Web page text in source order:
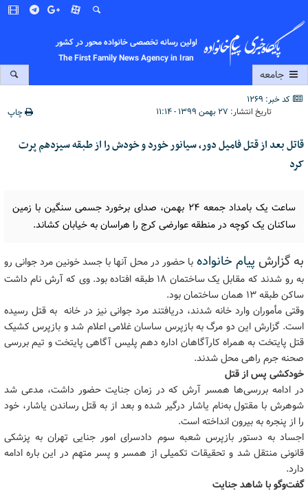
اولین رسانه تخصصی خانواده محور در کشور
The First Family News Agency in Iran
جامعه
کد خبر: 1269
تاریخ انتشار: ۲۷ بهمن ۱۳۹۹ - ۱۱:۱۴ چاپ
قاتل بعد از قتل فامیل دور، سیانور خورد و خودش را از طبقه سیزدهم پرت
کرد
ساعت یک بامداد جمعه 24 بهمن، صدای برخورد جسمی سنگین با زمین
ساکنان یک کوچه در منطقه عوارضی کرج را هراسان به خیابان کشاند.
به گزارش پیام خانواده با حضور در محل آنها با جسد خونین مرد جوانی رو
به رو شدند که مقابل یک ساختمان 18 طبقه افتاده بود. وی که آرش نام داشت
ساکن طبقه 13 همان ساختمان بود.
وقتی مأموران وارد خانه شدند، دریافتند مرد جوانی نیز در خانه به قتل رسیده
است. گزارش این دو مرگ به بازپرس ساسان غلامی اعلام شد و بازپرس کشیک
قتل پایتخت به همراه کارآگاهان اداره دهم پلیس آگاهی پایتخت و تیم بررسی
صحنه جرم راهی محل شدند.
خودکشی پس از قتل
در ادامه بررسی‌ها همسر آرش که در زمان جنایت حضور داشت، مدعی شد
شوهرش با مقتول به‌نام یاشار درگیر شده و بعد از به قتل رساندن یاشار، خود
را از پنجره به بیرون انداخته است.
اجساد به دستور بازپرس شعبه سوم دادسرای امور جنایی تهران به پزشکی
قانونی منتقل شد و تحقیقات تکمیلی از همسر و پسر متهم در این باره ادامه
دارد.
گفت‌وگو با شاهد جنایت